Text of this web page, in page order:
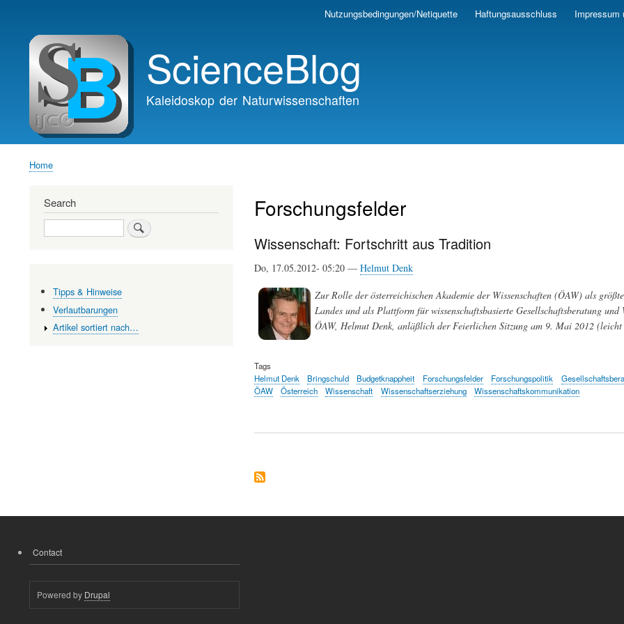
Skip
navigation
Nutzungsbedingungen/Netiquette Haftungsausschluss Impressum
ScienceBlog
Kaleidoskop der Naturwissenschaften
Home
Forschungsfelder
Wissenschaft: Fortschritt aus Tradition
Do, 17.05.2012- 05:20 — Helmut Denk
Zur Rolle der österreichischen Akademie der Wissenschaften (ÖAW) als
Landes und als Plattform für wissenschaftsbasierte Gesellschaftsberatung und
ÖAW, Helmut Denk, anläßlich der Feierlichen Sitzung am 9. Mai 2012 (leicht
Tags
Helmut Denk
Bringschuld Budgetknappheit Forschungsfelder Forschungspolitik
ÖAW
Österreich Wissenschaft Wissenschaftserziehung Wissenschaftskommunikation
Search
Search
Tipps & Hinweise
Verlautbarungen
Artikel sortiert nach…
FOOTER
Contact
Powered by Drupal